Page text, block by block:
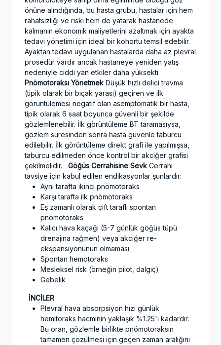
önüne alındığında, bu hasta grubu, hastalar için hem
rahatsızlığı ve riski hem de yatarak hastanede
kalmanın ekonomik maliyetlerini azaltmak için ayakta
tedavi yönetimi için ideal bir kohortu temsil edebilir.
Ayaktan tedavi uygulanan hastalarda daha az plevral
prosedür vardır ancak hastaneye yeniden yatış
nedeniyle ciddi yan etkiler daha yüksekti.
Pnömotoraksı Yönetmek Düşük hızlı delici travma
(tipik olarak bir bıçak yarası) geçiren ve ilk
görüntülemesi negatif olan asemptomatik bir hasta,
tipik olarak 6 saat boyunca güvenli bir şekilde
gözlemlenebilir. İlk görüntüleme BT taramasıysa,
gözlem süresinden sonra hasta güvenle taburcu
edilebilir. İlk görüntüleme direkt grafi ile yapılmışsa,
taburcu edilmeden önce kontrol bir akciğer grafisi
çekilmelidir. Göğüs Cerrahisine Sevk Cerrahi
tavsiye için kabul edilen endikasyonlar şunlardır:
Aynı tarafta ikinci pnömotoraks
Karşı tarafta ilk pnömotoraks
Eş zamanlı olarak çift taraflı spontan
pnömotoraks
Kalıcı hava kaçağı (5-7 günlük göğüs tüpü
drenajına rağmen) veya akciğer re-
ekspansiyonunun olmaması
Spontan hemotoraks
Mesleksel risk (örneğin pilot, dalgıç)
Gebelik
İNCİLER
Plevral hava absorpsiyon hızı günlük
hemitoraks hacminin yaklaşık %1.25'i kadardır.
Bu oran, gözlemle birlikte pnömotoraksın
tamamen çözülmesi için geçen zaman aralığını